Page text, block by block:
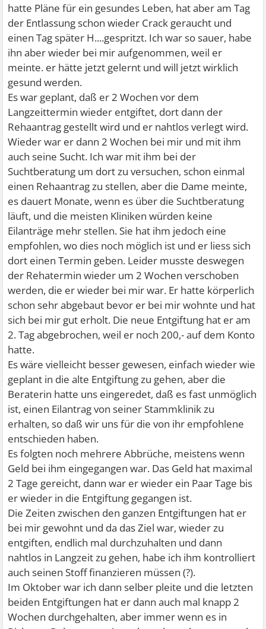
hatte Pläne für ein gesundes Leben, hat aber am Tag
der Entlassung schon wieder Crack geraucht und
einen Tag später H....gespritzt. Ich war so sauer, habe
ihn aber wieder bei mir aufgenommen, weil er
meinte. er hätte jetzt gelernt und will jetzt wirklich
gesund werden.
Es war geplant, daß er 2 Wochen vor dem
Langzeittermin wieder entgiftet, dort dann der
Rehaantrag gestellt wird und er nahtlos verlegt wird.
Wieder war er dann 2 Wochen bei mir und mit ihm
auch seine Sucht. Ich war mit ihm bei der
Suchtberatung um dort zu versuchen, schon einmal
einen Rehaantrag zu stellen, aber die Dame meinte,
es dauert Monate, wenn es über die Suchtberatung
läuft, und die meisten Kliniken würden keine
Eilanträge mehr stellen. Sie hat ihm jedoch eine
empfohlen, wo dies noch möglich ist und er liess sich
dort einen Termin geben. Leider musste deswegen
der Rehatermin wieder um 2 Wochen verschoben
werden, die er wieder bei mir war. Er hatte körperlich
schon sehr abgebaut bevor er bei mir wohnte und hat
sich bei mir gut erholt. Die neue Entgiftung hat er am
2. Tag abgebrochen, weil er noch 200,- auf dem Konto
hatte.
Es wäre vielleicht besser gewesen, einfach wieder wie
geplant in die alte Entgiftung zu gehen, aber die
Beraterin hatte uns eingeredet, daß es fast unmöglich
ist, einen Eilantrag von seiner Stammklinik zu
erhalten, so daß wir uns für die von ihr empfohlene
entschieden haben.
Es folgten noch mehrere Abbrüche, meistens wenn
Geld bei ihm eingegangen war. Das Geld hat maximal
2 Tage gereicht, dann war er wieder ein Paar Tage bis
er wieder in die Entgiftung gegangen ist.
Die Zeiten zwischen den ganzen Entgiftungen hat er
bei mir gewohnt und da das Ziel war, wieder zu
entgiften, endlich mal durchzuhalten und dann
nahtlos in Langzeit zu gehen, habe ich ihm kontrolliert
auch seinen Stoff finanzieren müssen (?).
Im Oktober war ich dann selber pleite und die letzten
beiden Entgiftungen hat er dann auch mal knapp 2
Wochen durchgehalten, aber immer wenn es in